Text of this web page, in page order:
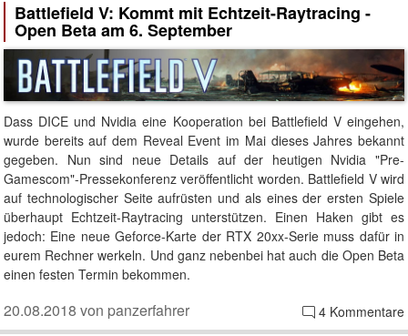
Battlefield V: Kommt mit Echtzeit-Raytracing -
Open Beta am 6. September
Dass DICE und Nvidia eine Kooperation bei Battlefield V eingehen,
wurde bereits auf dem Reveal Event im Mai dieses Jahres bekannt
gegeben. Nun sind neue Details auf der heutigen Nvidia "Pre-
Gamescom"-Pressekonferenz veröffentlicht worden. Battlefield V wird
auf technologischer Seite aufrüsten und als eines der ersten Spiele
überhaupt Echtzeit-Raytracing unterstützen. Einen Haken gibt es
jedoch: Eine neue Geforce-Karte der RTX 20xx-Serie muss dafür in
eurem Rechner werkeln. Und ganz nebenbei hat auch die Open Beta
einen festen Termin bekommen.
4 Kommentare
20.08.2018 von panzerfahrer